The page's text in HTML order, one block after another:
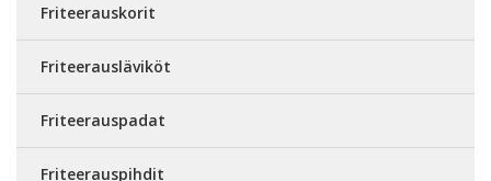
Friteerauskorit
Friteerausläviköt
Friteerauspadat
Friteerauspihdit